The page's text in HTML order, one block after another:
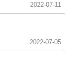
2022-07-11
2022-07-05